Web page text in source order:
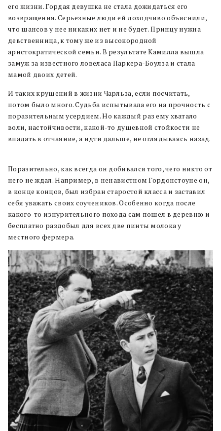
его жизни. Гордая девушка не стала дожидаться его
возвращения. Серьезные люди ей доходчиво объяснили,
что шансов у нее никаких нет и не будет. Принцу нужна
девственница, к тому же из высокородной
аристократической семьи. В результате Камилла вышла
замуж за известного ловеласа Паркера-Боулза и стала
мамой двоих детей.
И таких крушений в жизни Чарльза, если посчитать,
потом было много. Судьба испытывала его на прочность с
поразительным усердием. Но каждый раз ему хватало
воли, настойчивости, какой-то душевной стойкости не
впадать в отчаяние, а идти дальше, не оглядываясь назад.
Поразительно, как всегда он добивался того, чего никто от
него не ждал. Например, в ненавистном Гордонстоуне он,
в конце концов, был избран старостой класса и заставил
себя уважать своих соучеников. Особенно когда после
какого-то изнурительного похода сам пошел в деревню и
бесплатно раздобыл для всех две пинты молока у
местного фермера.